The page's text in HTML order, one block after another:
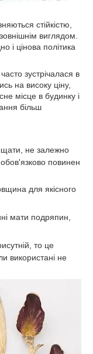
стійкістю,
виглядом.
і цінова політика
зустрічалася в
на високу ціну,
місце в будинку і
більш
не залежно
повинен
для якісного
мати подряпин,
то це
використані не